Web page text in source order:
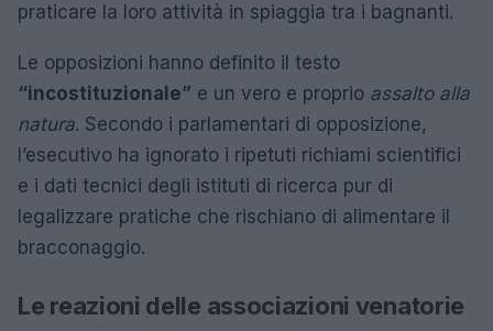
praticare la loro attività in spiaggia tra i bagnanti.
Le opposizioni hanno definito il testo
“incostituzionale” e un vero e proprio assalto alla
natura. Secondo i parlamentari di opposizione,
l’esecutivo ha ignorato i ripetuti richiami scientifici
e i dati tecnici degli istituti di ricerca pur di
legalizzare pratiche che rischiano di alimentare il
bracconaggio.
Le reazioni delle associazioni venatorie